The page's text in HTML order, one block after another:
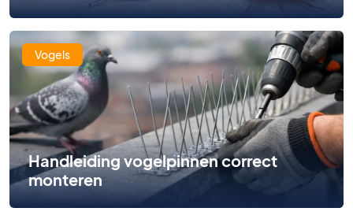
Vogels
Handleiding vogelpinnen correct
monteren